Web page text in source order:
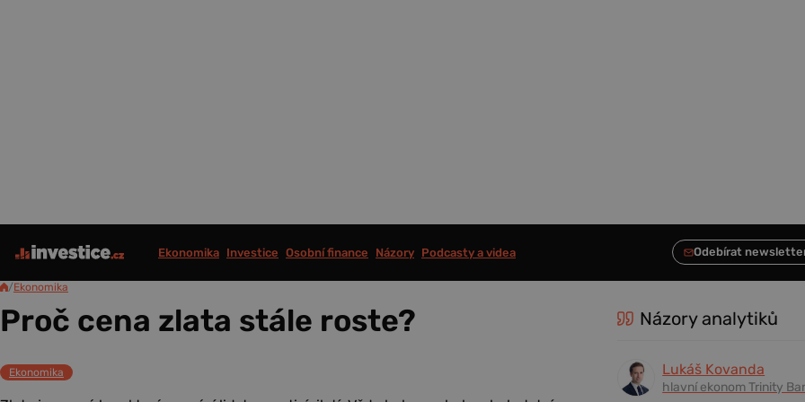
Ekonomika Investice Osobní finance Názory Podcasty a videa
/Ekonomika
Proč cena zlata stále roste?
Ekonomika
Názory analytiků
Lukáš Kovanda
hlavní ekonom Trinity